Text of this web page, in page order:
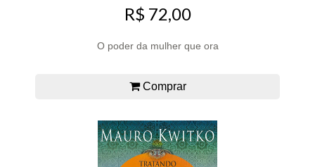
R$ 72,00
O poder da mulher que ora
Comprar